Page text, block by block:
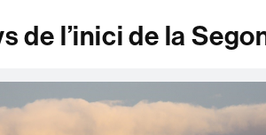
de l’inici de la